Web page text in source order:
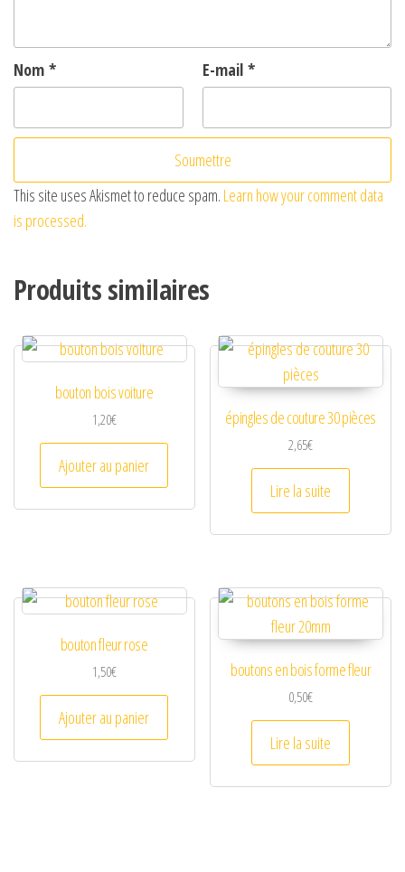
Nom * E-mail *
This site uses Akismet to reduce spam. Learn how your comment data
is processed.
Produits similaires
bouton bois voiture
1,20€
Ajouter au panier
épingles de couture 30 pièces
2,65€
Lire la suite
bouton fleur rose
1,50€
Ajouter au panier
boutons en bois forme fleur
0,50€
Lire la suite